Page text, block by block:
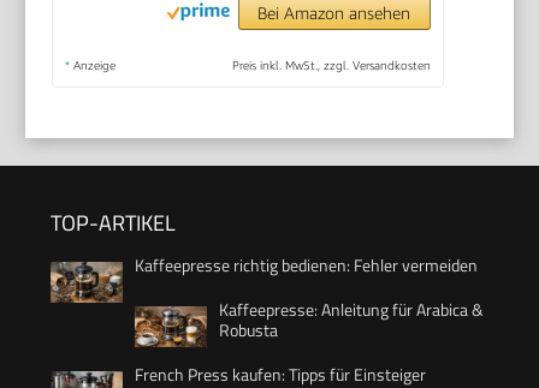
Bei Amazon ansehen
* Anzeige Preis inkl. MwSt., zzgl. Versandkosten
TOP-ARTIKEL
Kaffeepresse richtig bedienen: Fehler vermeiden
Kaffeepresse: Anleitung für Arabica &
Robusta
French Press kaufen: Tipps für Einsteiger